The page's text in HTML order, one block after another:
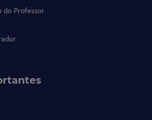
do Professor